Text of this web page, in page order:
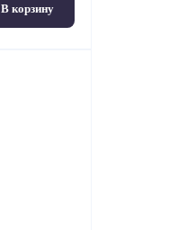
В корзину